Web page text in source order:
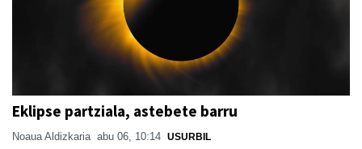
Eklipse partziala, astebete barru
Noaua Aldizkaria abu 06, 10:14 USURBIL